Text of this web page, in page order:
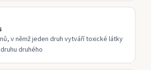
v němž jeden druh vytváří toxické látky
druhého